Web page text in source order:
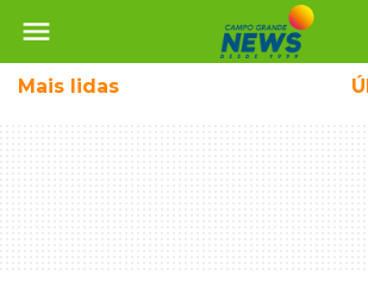
menu
Mais lidas